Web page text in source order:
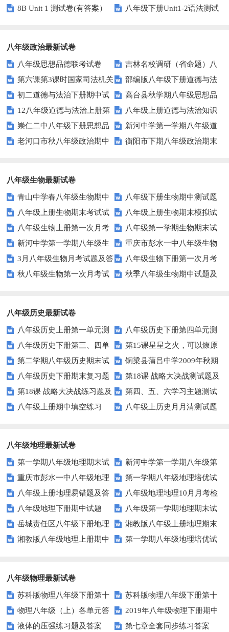
卷
末测试题1
8B Unit 1 测试卷(有答案）
八年级下册Unit1-2语法测试
八年级政治最新试卷
八年级思想品德联考试卷
吉林名校调研（省命题）八
年级下第一次月考政治试卷及答
案
第六课第3课时国家司法机关
测试题及答案
部编版八年级下册道德与法
治第一单元测试题及答案
初二道德与法治下册期中试
卷及答案
高台县秋学期八年级思想品
德期末试卷及答案
12八年级道德与法治上册第
二次月考试题
八年级上册道德与法治知识
点复习题 填充
崇仁二中八年级下册思想品
德第二次月考试卷及答案
新河中学第一学期八年级道
德与法治第三次月考试卷
老河口市秋八年级政治期中
衡阳市下期八年级政治期末
八年级生物最新试卷
青山中学春八年级生物期中
试题及答案
八年级下册生物期中测试题
八年级上册生物期末考试试
卷
八年级上册生物期末模拟试
题
八年级生物上册第一次月考
试题
八年级第一学期生物期末试
题及答案
新河中学第一学期八年级生
物第三次月考试卷
重庆市彭水一中八年级生物
第三次月考试卷及答案
3月八年级生物月考试题及答
案
八年级生物下册第一次月考
试题
秋八年级生物第一次月考试
秋季八年级生物期中试题及
八年级历史最新试卷
八年级历史上册第一单元测
试题及答案
八年级历史下册第四单元测
试题及答案
八年级历史下册第三、四单
元检测题及答案
第15课星星之火，可以燎原
同步练习3（北师大版八上）
第二学期八年级历史期末试
题
铜梁县蒲吕中学2009年秋期
半期考试八年级历史试题
八年级历史下册期末复习题
及答案
第18课 战略大决战测试题及
答案
第18课 战略大决战练习题及
答案
第四、五、六学习主题测试
题（川教版八上）
八年级上册期中填空练习
八年级上历史月月清测试题
八年级地理最新试卷
第一学期八年级地理期末试
卷
新河中学第一学期八年级第
三次月考地理试卷
重庆市彭水一中八年级地理
第三次月考试卷及答案
第一学期八年级地理培优试
卷(四)河流
八年级上册地理易错题及答
案
八年级地理地理10月月考检
测题
八年级地理下册期中试题
八年级第一学期地理期末试
题及答案
岳城责任区八年级下册地理
期中试题及答案
湘教版八年级上册地理期末
考试试卷
湘教版八年级地理上册期中
第一学期八年级地理培优试
八年级物理最新试卷
苏科版物理八年级下册第十
单元 压强与浮力 综合测试卷(B)
含答案
苏科版物理八年级下册第十
单元 压强与浮力 综合测试卷(A)
含答案
物理八年级（上）各单元答
案
2019年八年级物理下册期中
考试试卷及答案
液体的压强练习题及答案
第七章全套同步练习答案